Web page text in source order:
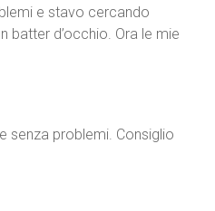
e stavo cercando
batter d’occhio. Ora le mie
senza problemi. Consiglio